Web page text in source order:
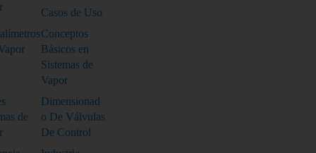
Casos de Uso
Conceptos
Básicos en
Sistemas de
Vapor
de
Dimensionad
o De Válvulas
De Control